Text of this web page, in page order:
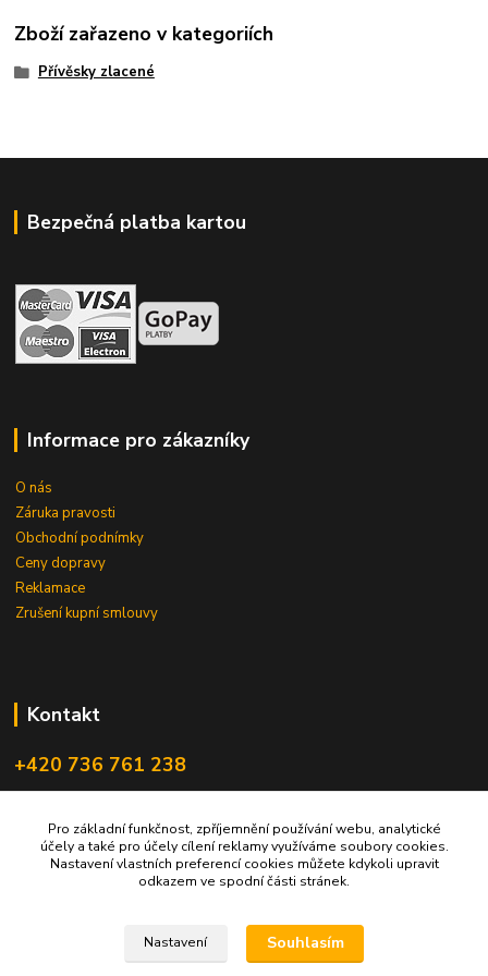
Zboží zařazeno v kategoriích
Přívěsky zlacené
Bezpečná platba kartou
Informace pro zákazníky
O nás
Záruka pravosti
Obchodní podnímky
Ceny dopravy
Reklamace
Zrušení kupní smlouvy
Kontakt
+420 736 761 238
Upravit sběr cookies.
Pro základní funkčnost, zpříjemnění používání webu, analytické
účely a také pro účely cílení reklamy využíváme soubory cookies.
Nastavení vlastních preferencí cookies můžete kdykoli upravit
odkazem ve spodní části stránek.
Nastavení Souhlasím